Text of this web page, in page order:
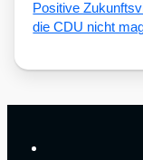
Posi­ti­ve
die CDU nicht